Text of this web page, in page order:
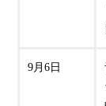
9月6日